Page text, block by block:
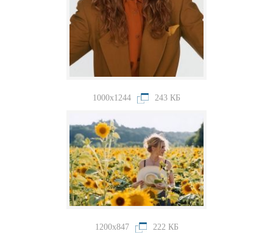
1000x1244 243 КБ
1200x847 222 КБ